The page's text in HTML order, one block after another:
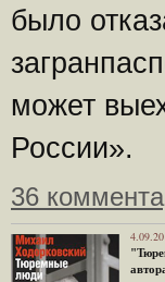
было
может
России».
36